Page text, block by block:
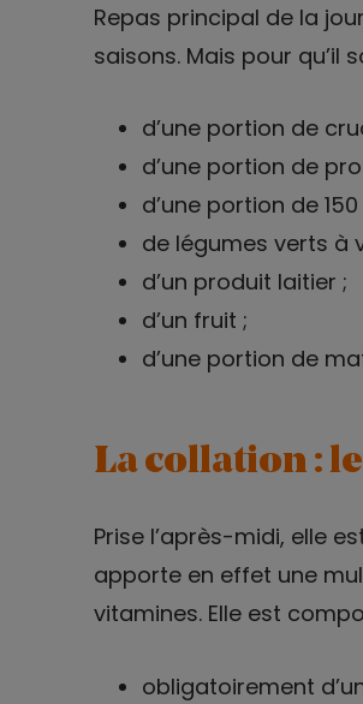
Repas principal de la
saisons. Mais pour qu’il
d’une portion de
d’une portion de
d’une portion de
de légumes verts à
d’un produit laitier ;
d’un fruit ;
d’une portion de
La collation :
Prise l’après-midi, elle
apporte en effet une
vitamines. Elle est
obligatoirement